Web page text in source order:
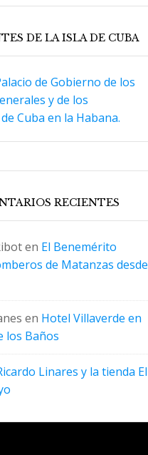
DE LA ISLA DE CUBA
RECIENTES
en El Benemérito
de Matanzas desde
en Hotel Villaverde en
los Baños
Linares y la tienda El